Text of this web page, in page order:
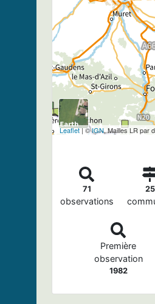
Leaflet| ©IGN, Mailles LR par
71
observations
25
Première
observation
1982